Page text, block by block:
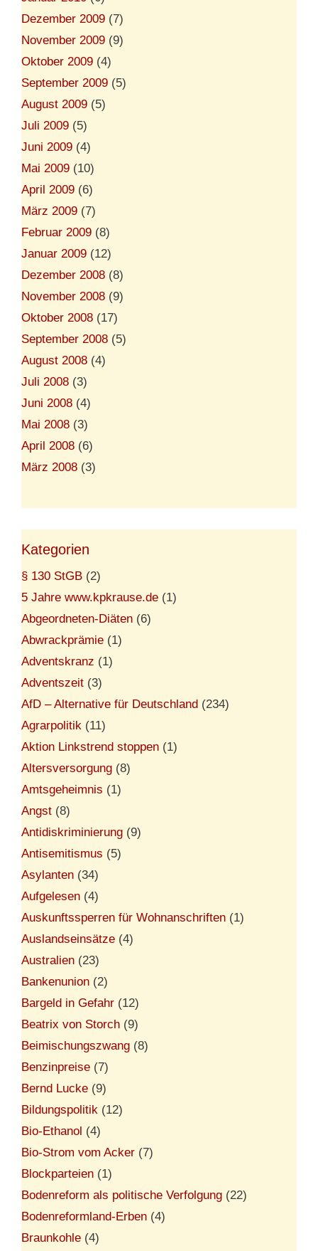
Dezember 2009 (7)
November 2009 (9)
Oktober 2009 (4)
September 2009 (5)
August 2009 (5)
Juli 2009 (5)
Juni 2009 (4)
Mai 2009 (10)
April 2009 (6)
März 2009 (7)
Februar 2009 (8)
Januar 2009 (12)
Dezember 2008 (8)
November 2008 (9)
Oktober 2008 (17)
September 2008 (5)
August 2008 (4)
Juli 2008 (3)
Juni 2008 (4)
Mai 2008 (3)
April 2008 (6)
März 2008 (3)
Kategorien
§ 130 StGB (2)
5 Jahre www.kpkrause.de (1)
Abgeordneten-Diäten (6)
Abwrackprämie (1)
Adventskranz (1)
Adventszeit (3)
AfD – Alternative für Deutschland (234)
Agrarpolitik (11)
Aktion Linkstrend stoppen (1)
Altersversorgung (8)
Amtsgeheimnis (1)
Angst (8)
Antidiskriminierung (9)
Antisemitismus (5)
Asylanten (34)
Aufgelesen (4)
Auskunftssperren für Wohnanschriften (1)
Auslandseinsätze (4)
Australien (23)
Bankenunion (2)
Bargeld in Gefahr (12)
Beatrix von Storch (9)
Beimischungszwang (8)
Benzinpreise (7)
Bernd Lucke (9)
Bildungspolitik (12)
Bio-Ethanol (4)
Bio-Strom vom Acker (7)
Blockparteien (1)
Bodenreform als politische Verfolgung (22)
Bodenreformland-Erben (4)
Braunkohle (4)